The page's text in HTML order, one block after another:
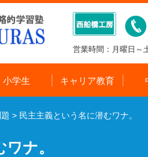
営業時間：月曜日～
小学生 キャリア教育
> 民主主義という名に潜むワナ。
ナ。